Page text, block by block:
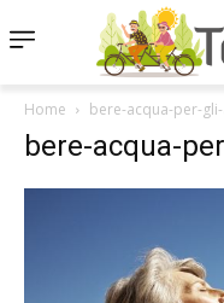
Home bere-acqua-per-
bere-acqua-